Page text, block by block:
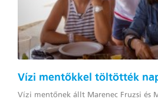
Vízi mentőkkel töltötték
Vízi mentőnek állt Marenec Fruzsi és